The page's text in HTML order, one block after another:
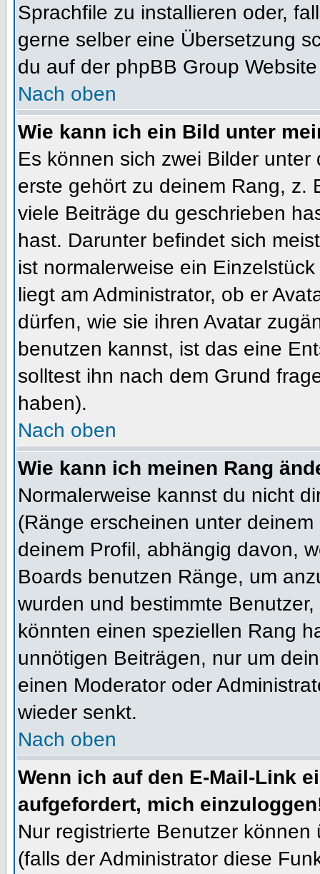
Sprachfile zu installieren oder,
gerne selber eine Übersetzung
du auf der phpBB Group
Nach oben
Wie kann ich ein Bild unter
Es können sich zwei Bilder
erste gehört zu deinem Rang, z.
viele Beiträge du geschrieben
hast. Darunter befindet sich
ist normalerweise ein
liegt am Administrator, ob er
dürfen, wie sie ihren Avatar
benutzen kannst, ist das eine
solltest ihn nach dem Grund
haben).
Nach oben
Wie kann ich meinen Rang
Normalerweise kannst du nicht
(Ränge erscheinen unter
deinem Profil, abhängig davon,
Boards benutzen Ränge, um
wurden und bestimmte
könnten einen speziellen Rang
unnötigen Beiträgen, nur um
einen Moderator oder
wieder senkt.
Nach oben
Wenn ich auf den E-Mail-Link
aufgefordert, mich
Nur registrierte Benutzer
(falls der Administrator diese